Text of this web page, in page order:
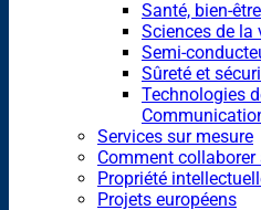
Santé, bien-
Sciences de la
Semi-
Sûreté et
Technologies
Services sur mesure
Comment collaborer
Propriété
Projets européens